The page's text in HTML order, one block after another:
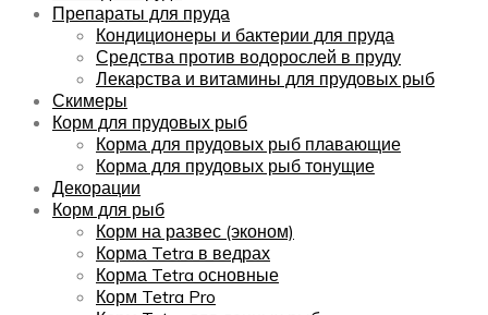
Препараты для пруда
Кондиционеры и бактерии для пруда
Средства против водорослей в пруду
Лекарства и витамины для прудовых рыб
Скимеры
Корм для прудовых рыб
Корма для прудовых рыб плавающие
Корма для прудовых рыб тонущие
Декорации
Корм для рыб
Корм на развес (эконом)
Корма Tetra в ведрах
Корма Tetra основные
Корм Tetra Pro